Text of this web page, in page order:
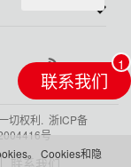
切权利. 浙ICP备
号
联系我们
。 Cookies和隐